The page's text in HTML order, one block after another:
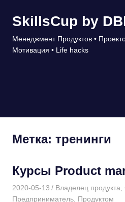
SkillsCup by
Менеджмент Продуктов •
Мотивация • Life hacks
Метка: тренинги
Курсы Product
2020-05-13 Дмитрий
Владелец продукта
Предприниматель Продуктом